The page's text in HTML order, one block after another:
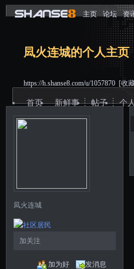
主页 论坛 资
凨火连城的个人主页
https://h.shanse8.com/u/1057870 [收
首页 新鲜事 帖子 个
凨火连城
加关注
加为好
发消息